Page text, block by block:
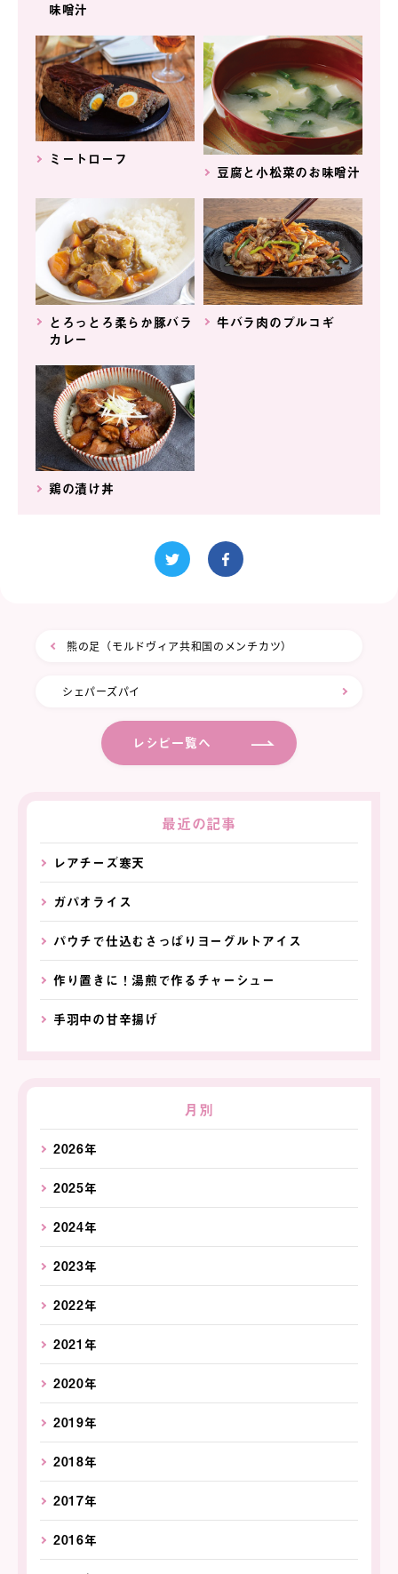
味噌汁
ミートローフ
豆腐と小松菜のお味噌汁
とろっとろ柔らか豚バラ
カレー
牛バラ肉のプルコギ
鶏の漬け丼
熊の足（モルドヴィア共和国のメンチカツ）
シェパーズパイ
レシピ一覧へ
最近の記事
レアチーズ寒天
ガパオライス
パウチで仕込むさっぱりヨーグルトアイス
作り置きに！湯煎で作るチャーシュー
手羽中の甘辛揚げ
月別
2026年
2025年
2024年
2023年
2022年
2021年
2020年
2019年
2018年
2017年
2016年